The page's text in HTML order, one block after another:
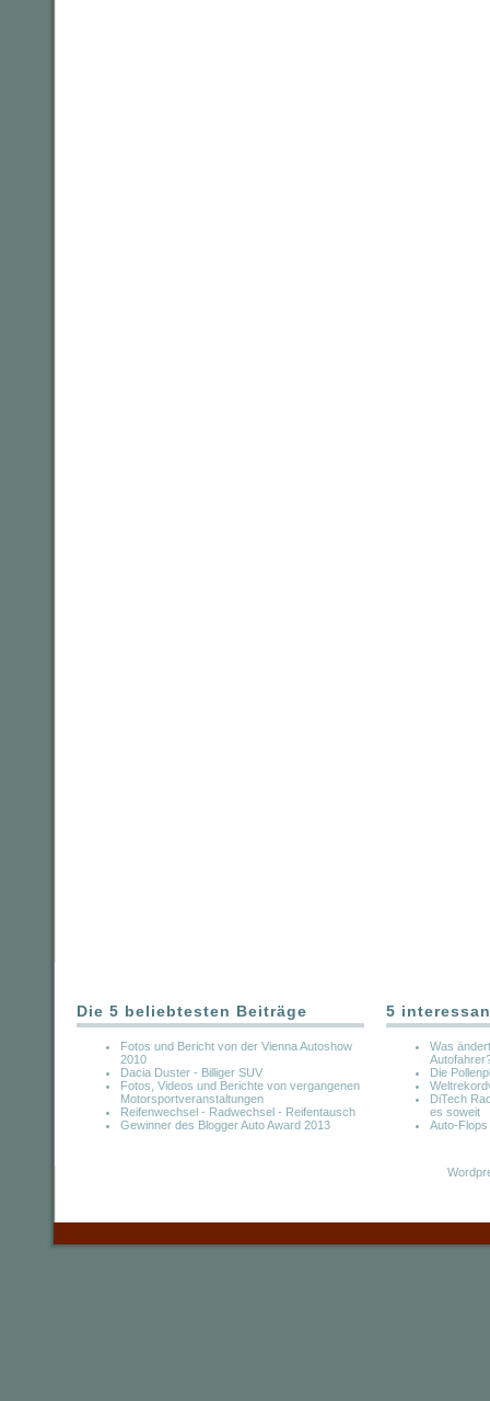
Die 5 beliebtesten Beiträge
Fotos und Bericht von der Vienna Autoshow
2010
Dacia Duster - Billiger SUV
Fotos, Videos und Berichte von vergangenen
Motorsportveranstaltungen
Reifenwechsel - Radwechsel - Reifentausch
Gewinner des Blogger Auto Award 2013
5
Was
Die
DiTech
es soweit
Auto-